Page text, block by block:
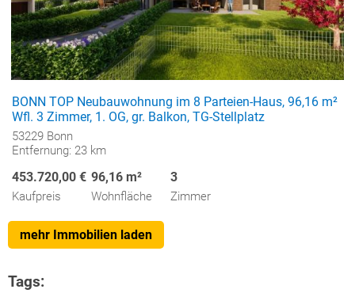
BONN TOP Neubauwohnung im 8 Parteien-Haus, 96,16 m²
Wfl. 3 Zimmer, 1. OG, gr. Balkon, TG-Stellplatz
53229 Bonn
Entfernung: 23 km
453.720,00 €
Kaufpreis
96,16 m²
Wohnfläche
3
Zimmer
mehr Immobilien laden
Tags: